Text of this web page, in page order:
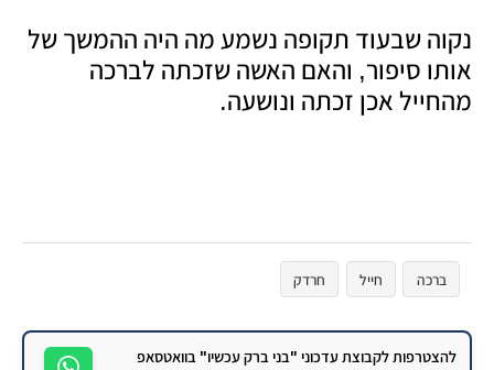
נקוה שבעוד תקופה נשמע מה היה ההמשך של
אותו סיפור, והאם האשה שזכתה לברכה
מהחייל אכן זכתה ונושעה.
ברכה חייל חרדק
להצטרפות לקבוצת עדכוני "בני ברק עכשיו" בוואטסאפ